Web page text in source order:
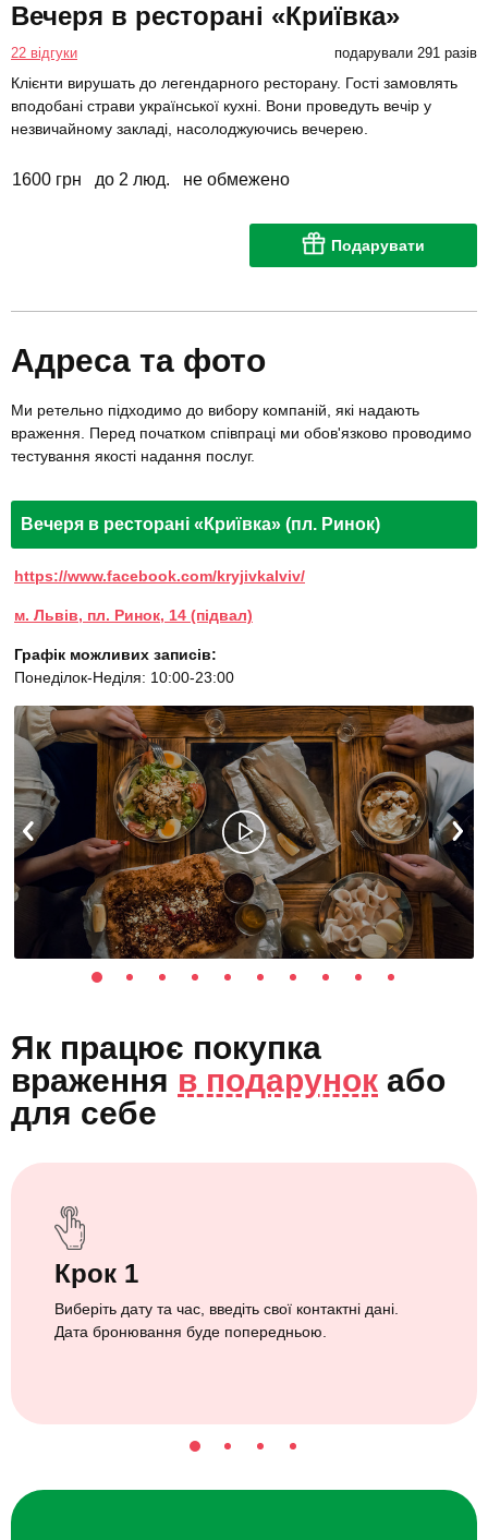
Вечеря в ресторані «Криївка»
22 відгуки подарували 291 разів
Клієнти вирушать до легендарного ресторану. Гості замовлять
вподобані страви української кухні. Вони проведуть вечір у
незвичайному закладі, насолоджуючись вечерею.
1600 грн до 2 люд. не обмежено
Подарувати
Адреса та фото
Ми ретельно підходимо до вибору компаній, які надають
враження. Перед початком співпраці ми обов'язково проводимо
тестування якості надання послуг.
Вечеря в ресторані «Криївка» (пл. Ринок)
https://www.facebook.com/kryjivkalviv/
м. Львів, пл. Ринок, 14 (підвал)
Графік можливих записів:
Понеділок-Неділя: 10:00-23:00
Як працює покупка
враження в подарунок або
для себе
Крок 1
Виберіть дату та час, введіть свої контактні дані.
Дата бронювання буде попередньою.